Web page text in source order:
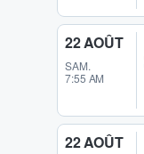
22 AOÛT
SAM.
7:55 AM
22 AOÛT